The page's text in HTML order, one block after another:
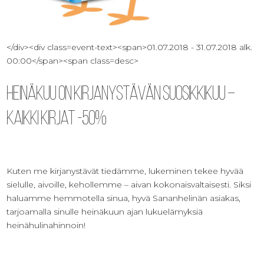
</div><div class=event-text><span>01.07.2018 - 31.07.2018 alk.
00:00</span><span class=desc>
Heinäkuu on kirjanystävän suosikkikuu –
kaikki kirjat -50%
Kuten me kirjanystävät tiedämme, lukeminen tekee hyvää
sielulle, aivoille, kehollemme – aivan kokonaisvaltaisesti. Siksi
haluamme hemmotella sinua, hyvä Sananhelinän asiakas,
tarjoamalla sinulle heinäkuun ajan lukuelämyksiä
heinähulinahinnoin!